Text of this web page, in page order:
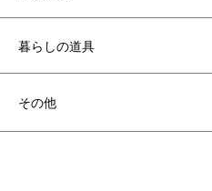
暮らしの道具
その他